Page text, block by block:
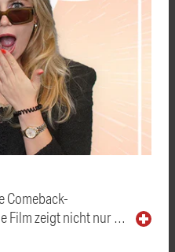
Comeback-
Film zeigt nicht nur …